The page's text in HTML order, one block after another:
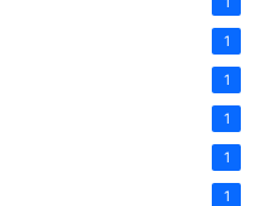
1
1
1
1
1